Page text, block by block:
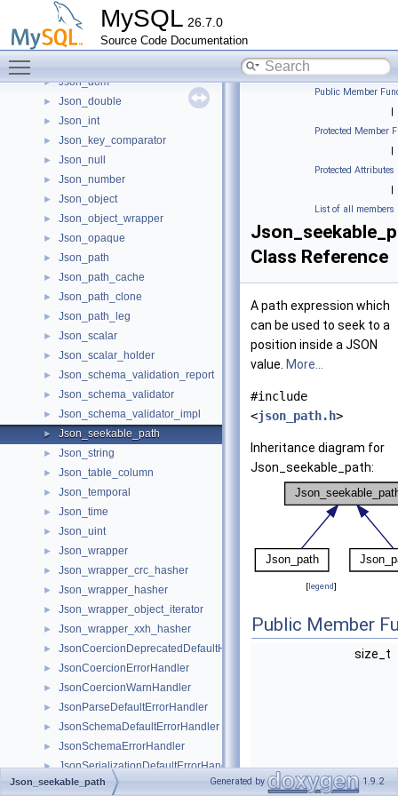
MySQL 26.7.0
Source Code Documentation
Json_datetime
Json_decimal
► Json_diff
► Json_dom
► Json_double
► Json_int
► Json_key_comparator
► Json_null
► Json_number
► Json_object
► Json_object_wrapper
► Json_opaque
► Json_path
► Json_path_cache
► Json_path_clone
► Json_path_leg
► Json_scalar
► Json_scalar_holder
► Json_schema_validation_report
► Json_schema_validator
► Json_schema_validator_impl
► Json_seekable_path
► Json_string
► Json_table_column
► Json_temporal
► Json_time
► Json_uint
► Json_wrapper
► Json_wrapper_crc_hasher
► Json_wrapper_hasher
► Json_wrapper_object_iterator
► Json_wrapper_xxh_hasher
► JsonCoercionDeprecatedDefaultHandler
► JsonCoercionErrorHandler
► JsonCoercionWarnHandler
► JsonParseDefaultErrorHandler
► JsonSchemaDefaultErrorHandler
► JsonSchemaErrorHandler
► JsonSerializationDefaultErrorHandler
► JsonSerializationErrorHandler
Public Member
|
Protected Member
|
Protected Attributes
|
List of all members
Class Reference
A path expression which
can be used to seek to a
position inside a JSON
value. More...
#include
<json_path.h>
Inheritance diagram for
Json_seekable_path:
[legend]
Public Member
size_t
Json_seekable_path Generated by 1.9.2